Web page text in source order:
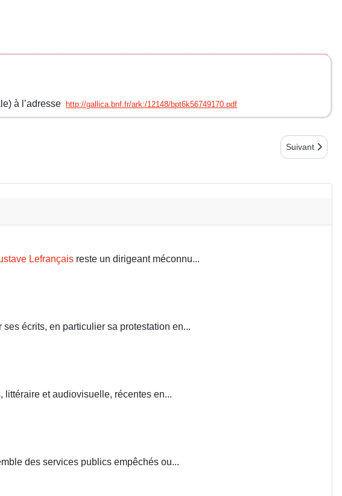
à l’adresse http://gallica.bnf.fr/ark:/12148/bpt6k56749170.pdf
Article suivant
Suivant
Lefrançais reste un dirigeant méconnu...
écrits, en particulier sa protestation en...
littéraire et audiovisuelle, récentes en...
des services publics empêchés ou...